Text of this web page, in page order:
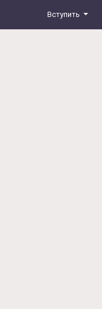
Вступить